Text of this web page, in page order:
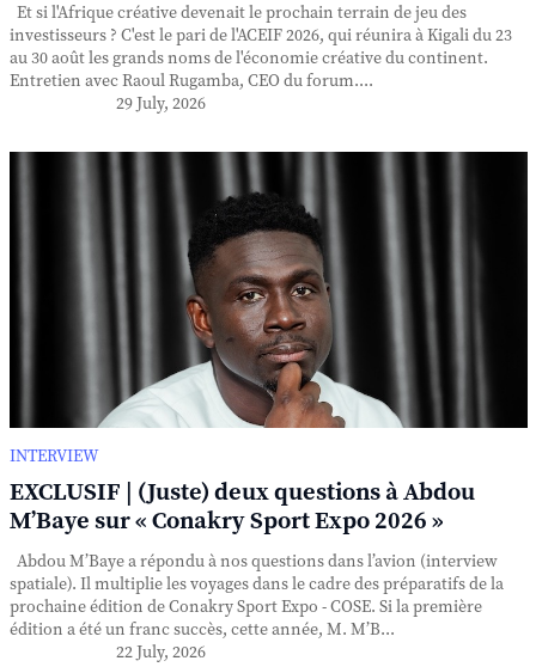
Et si l'Afrique créative devenait le prochain terrain de jeu des
investisseurs ? C'est le pari de l'ACEIF 2026, qui réunira à Kigali du 23
au 30 août les grands noms de l'économie créative du continent.
Entretien avec Raoul Rugamba, CEO du forum....
29 July, 2026
INTERVIEW
EXCLUSIF | (Juste) deux questions à Abdou
M’Baye sur « Conakry Sport Expo 2026 »
Abdou M’Baye a répondu à nos questions dans l’avion (interview
spatiale). Il multiplie les voyages dans le cadre des préparatifs de la
prochaine édition de Conakry Sport Expo - COSE. Si la première
édition a été un franc succès, cette année, M. M’B...
22 July, 2026